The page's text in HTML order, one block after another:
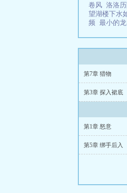
卷风 洛洛
望湖楼下水
频 最小的
第7章 猎物
第3章 探入裙底
第1章 怒意
第5章 绑手后入